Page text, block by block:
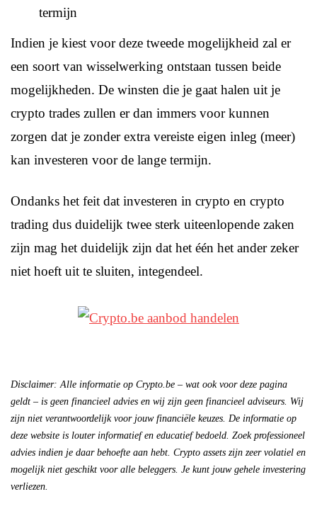
termijn
Indien je kiest voor deze tweede mogelijkheid zal er
een soort van wisselwerking ontstaan tussen beide
mogelijkheden. De winsten die je gaat halen uit je
crypto trades zullen er dan immers voor kunnen
zorgen dat je zonder extra vereiste eigen inleg (meer)
kan investeren voor de lange termijn.
Ondanks het feit dat investeren in crypto en crypto
trading dus duidelijk twee sterk uiteenlopende zaken
zijn mag het duidelijk zijn dat het één het ander zeker
niet hoeft uit te sluiten, integendeel.
Disclaimer: Alle informatie op Crypto.be – wat ook voor deze pagina
geldt – is geen financieel advies en wij zijn geen financieel adviseurs. Wij
zijn niet verantwoordelijk voor jouw financiële keuzes. De informatie op
deze website is louter informatief en educatief bedoeld. Zoek professioneel
advies indien je daar behoefte aan hebt. Crypto assets zijn zeer volatiel en
mogelijk niet geschikt voor alle beleggers. Je kunt jouw gehele investering
verliezen.